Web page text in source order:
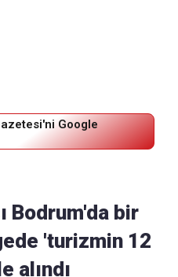
Google
Bodrum'da bir
'turizmin 12
alındı